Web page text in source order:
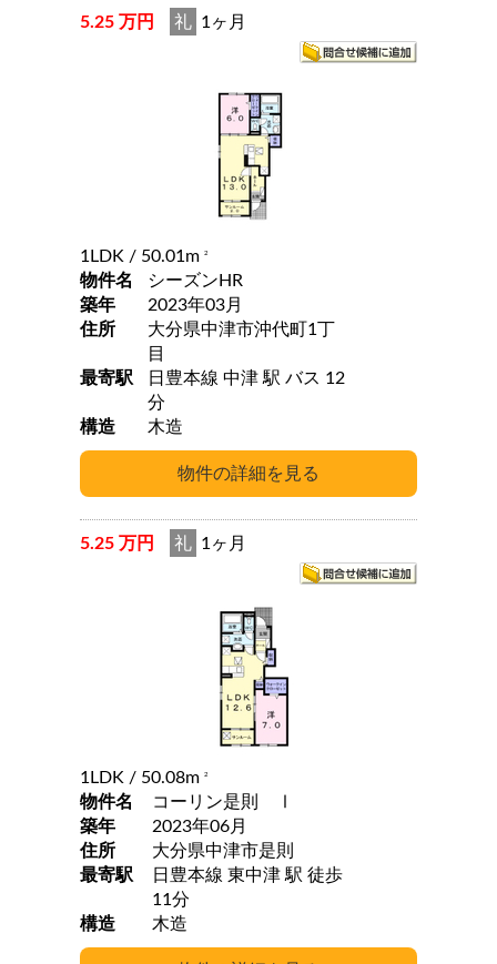
5.25 万円 礼 1ヶ月
1LDK / 50.01m 2
物件名
シーズンHR
築年
2023年03月
住所
大分県中津市沖代町1丁
目
最寄駅
日豊本線 中津 駅 バス 12
分
構造
木造
5.25 万円 礼 1ヶ月
1LDK / 50.08m 2
物件名
コーリン是則 Ⅰ
築年
2023年06月
住所
大分県中津市是則
最寄駅
日豊本線 東中津 駅 徒歩
11分
構造
木造